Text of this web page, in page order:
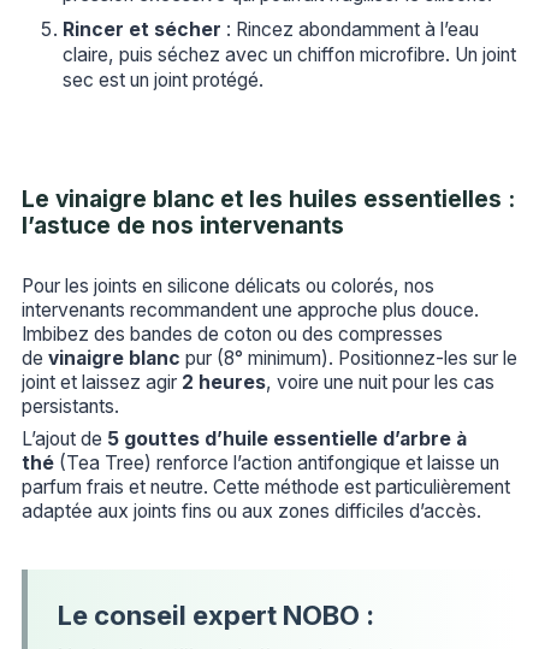
Rincer et sécher : Rincez abondamment à l’eau
claire, puis séchez avec un chiffon microfibre. Un joint
sec est un joint protégé.
Le vinaigre blanc et les huiles essentielles :
l’astuce de nos intervenants
Pour les joints en silicone délicats ou colorés, nos
intervenants recommandent une approche plus douce.
Imbibez des bandes de coton ou des compresses
de vinaigre blanc pur (8° minimum). Positionnez-les sur le
joint et laissez agir 2 heures, voire une nuit pour les cas
persistants.
L’ajout de 5 gouttes d’huile essentielle d’arbre à
thé(Tea Tree) renforce l’action antifongique et laisse un
parfum frais et neutre. Cette méthode est particulièrement
adaptée aux joints fins ou aux zones difficiles d’accès.